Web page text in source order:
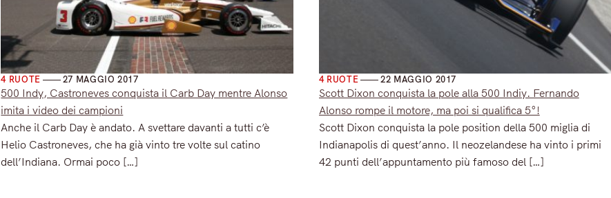
4 RUOTE 27 MAGGIO 2017
500 Indy, Castroneves conquista il Carb Day mentre Alonso
imita i video dei campioni
Anche il Carb Day è andato. A svettare davanti a tutti c’è
Helio Castroneves, che ha già vinto tre volte sul catino
dell’Indiana. Ormai poco […]
4 RUOTE 22 MAGGIO 2017
Scott Dixon conquista la pole alla 500 Indiy. Fernando
Alonso rompe il motore, ma poi si qualifica 5°!
Scott Dixon conquista la pole position della 500 miglia di
Indianapolis di quest’anno. Il neozelandese ha vinto i primi
42 punti dell’appuntamento più famoso del […]